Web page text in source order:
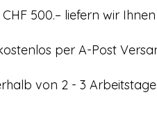
500.– liefern wir
per A-Post
von 2 - 3